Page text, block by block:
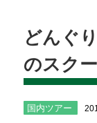
どんぐ
のスク
国内ツアー